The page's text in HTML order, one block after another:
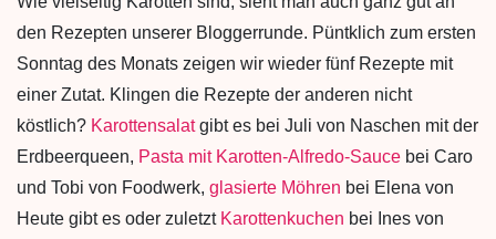
den Rezepten unserer Bloggerrunde. Püntklich zum ersten
Sonntag des Monats zeigen wir wieder fünf Rezepte mit
einer Zutat. Klingen die Rezepte der anderen nicht
köstlich? Karottensalatgibt es bei Juli von Naschen mit der
Erdbeerqueen, Pasta mit Karotten-Alfredo-Sauce bei Caro
und Tobi von Foodwerk, glasierte Möhren bei Elena von
Heute gibt es oder zuletzt Karottenkuchen bei Ines von